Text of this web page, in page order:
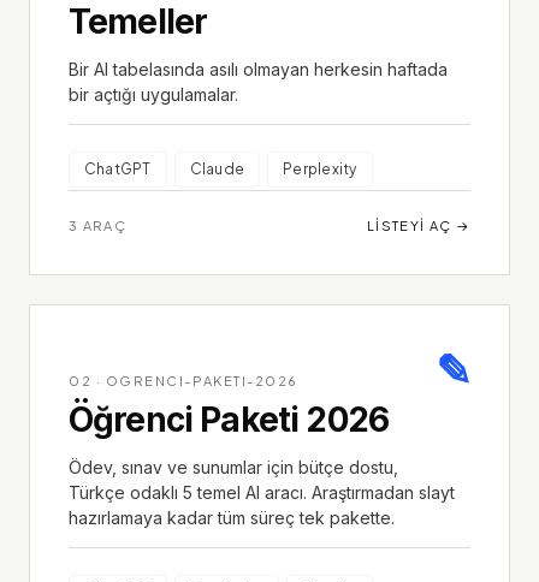
Temeller
Bir AI tabelasında asılı olmayan herkesin haftada
bir açtığı uygulamalar.
ChatGPT Claude Perplexity
3 ARAÇ LISTEYI AÇ →
02 · OGRENCI-PAKETI-2026
Öğrenci Paketi 2026
✎
Ödev, sınav ve sunumlar için bütçe dostu,
Türkçe odaklı 5 temel AI aracı. Araştırmadan slayt
hazırlamaya kadar tüm süreç tek pakette.